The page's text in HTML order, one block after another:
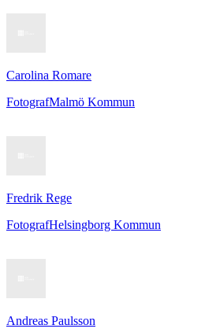
Carolina Romare
FotografMalmö Kommun
Fredrik Rege
FotografHelsingborg Kommun
Andreas Paulsson